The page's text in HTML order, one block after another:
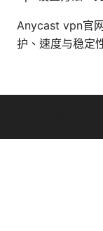
Anycast vpn官
护、速度与稳定